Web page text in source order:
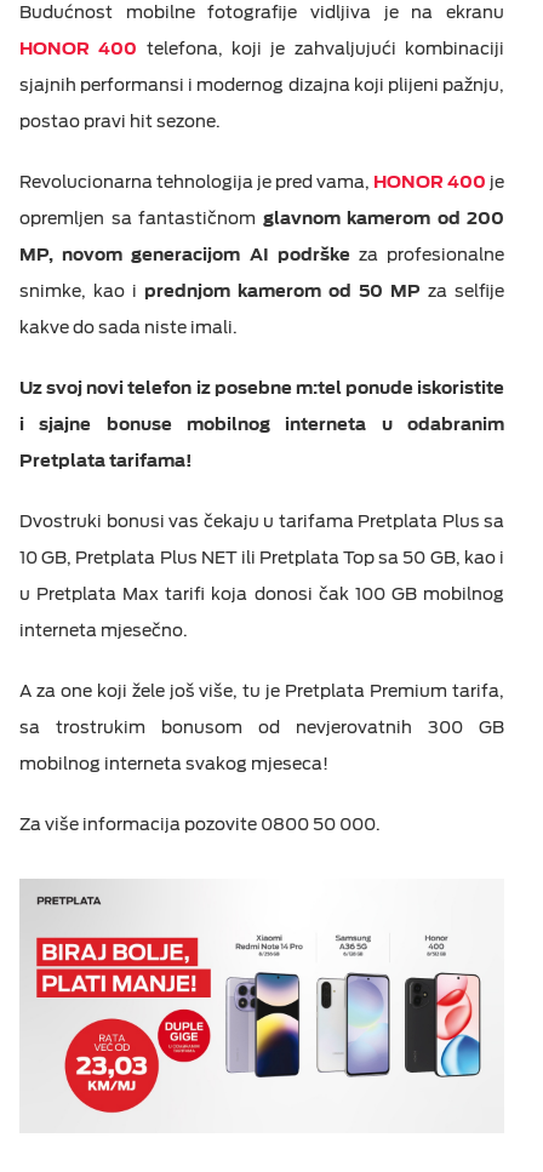
Budućnost mobilne fotografije vidljiva je na ekranu
HONOR 400 telefona, koji je zahvaljujući kombinaciji
sjajnih performansi i modernog dizajna koji plijeni pažnju,
postao pravi hit sezone.
Revolucionarna tehnologija je pred vama, HONOR 400 je
opremljen sa fantastičnom glavnom kamerom od 200
MP, novom generacijom AI podrškeza profesionalne
snimke, kao i prednjom kamerom od 50 MP za selfije
kakve do sada niste imali.
Uz svoj novi telefon iz posebne m:tel ponude iskoristite
i sjajne bonuse mobilnog interneta u odabranim
Pretplata tarifama!
Dvostruki bonusi vas čekaju u tarifama Pretplata Plus sa
10 GB, Pretplata Plus NET ili Pretplata Top sa 50 GB, kao i
u Pretplata Max tarifi koja donosi čak 100 GB mobilnog
interneta mjesečno.
A za one koji žele još više, tu je Pretplata Premium tarifa,
sa trostrukim bonusom od nevjerovatnih 300 GB
mobilnog interneta svakog mjeseca!
Za više informacija pozovite 0800 50 000.